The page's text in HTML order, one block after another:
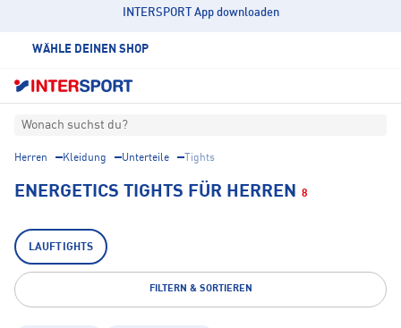
INTERSPORT App downloaden
WÄHLE DEINEN SHOP
Wonach suchst du?
Herren Kleidung Unterteile Tights
ENERGETICS TIGHTS FÜR HERREN 8
LAUFTIGHTS
FILTERN & SORTIEREN